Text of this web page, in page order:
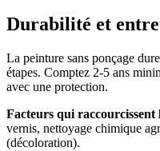
Durabilité et
La peinture sans ponçage
étapes. Comptez 2-5 ans
avec une protection.
Facteurs qui raccourcissent
vernis, nettoyage chimique
(décoloration).